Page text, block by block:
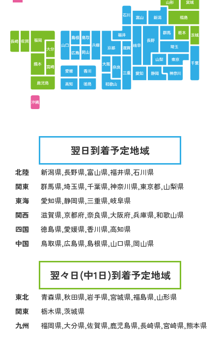
翌日到着予定地域
北陸
新潟県,長野県,富山県,福井県,石川県
関東
群馬県,埼玉県,千葉県,神奈川県,東京都,山梨県
東海
愛知県,静岡県,三重県,岐阜県
関西
滋賀県,京都府,奈良県,大阪府,兵庫県,和歌山県
四国
徳島県,愛媛県,香川県,高知県
中国
鳥取県,広島県,島根県,山口県,岡山県
翌々日(中1日)到着予定地域
東北
青森県,秋田県,岩手県,宮城県,福島県,山形県
関東
栃木県,茨城県
九州
福岡県,大分県,佐賀県,鹿児島県,長崎県,宮崎県,熊本県